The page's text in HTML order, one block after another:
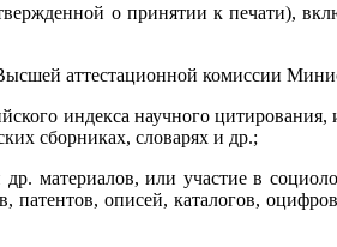
о принятии к печати),
аттестационной комиссии
индекса научного
сборниках, словарях и др.;
материалов, или участие в
описей, каталогов,